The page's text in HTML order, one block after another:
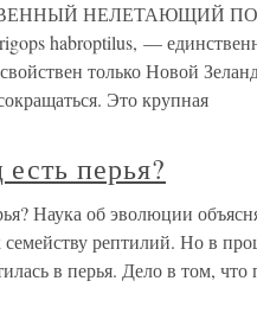
НЕЛЕТАЮЩИЙ
habroptilus, —
только Новой
Это крупная
перья?
Наука об эволюции
рептилий. Но в
в перья. Дело в том,